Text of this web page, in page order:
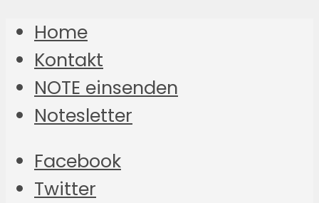
Home
Kontakt
NOTE einsenden
Notesletter
Facebook
Twitter